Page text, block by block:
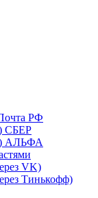
РФ
СБЕР
АЛЬФА
VK)
Тинькофф)